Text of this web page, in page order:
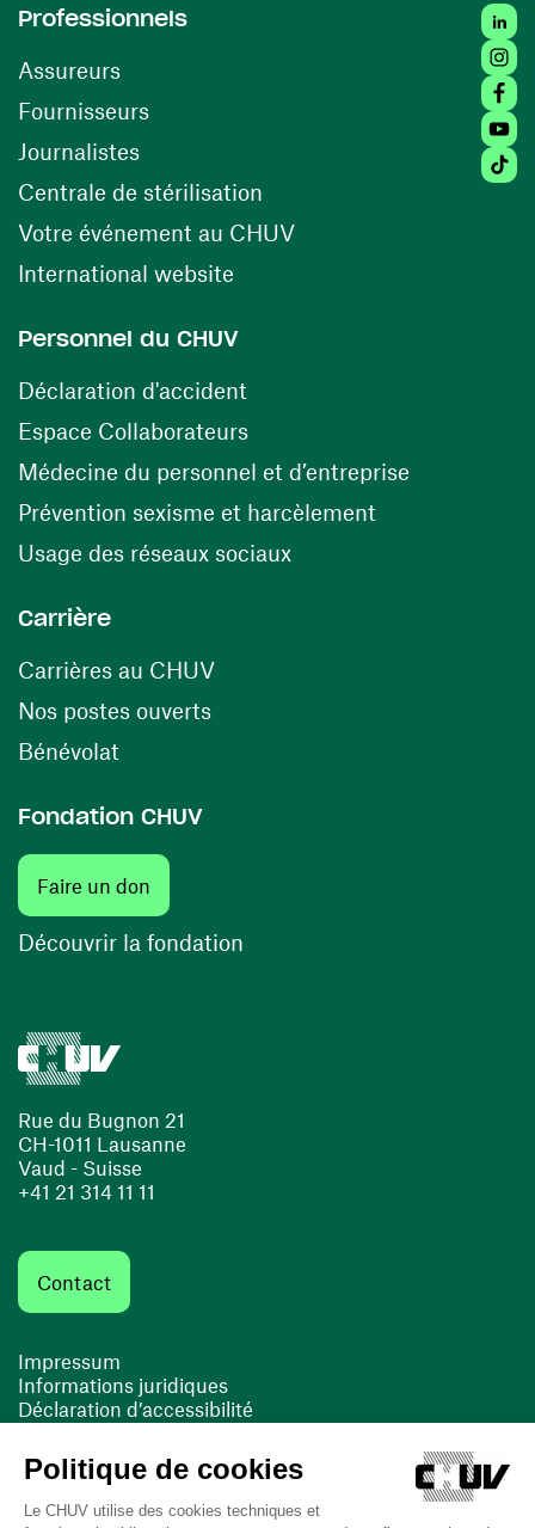
Rue du Bugnon 21
CH-1011 Lausanne
Vaud - Suisse
+41 21 314 11 11
Contact
Impressum
Informations juridiques
Déclaration d’accessibilité
Cookies
Professionnels
Assureurs
Fournisseurs(opens in a new window)
Journalistes
Centrale de stérilisation (opens in a new window)
Votre événement au CHUV(opens in a new
International website
Personnel du CHUV
Déclaration d'accident
Espace Collaborateurs(opens in a new window)
Médecine du personnel et d’entreprise
Prévention sexisme et harcèlement
Usage des réseaux sociaux(opens in a new
Carrière
Carrières au CHUV(opens in a new window)
Nos postes ouverts(opens in a new window)
Bénévolat
Fondation CHUV
Faire un don
Découvrir la fondation